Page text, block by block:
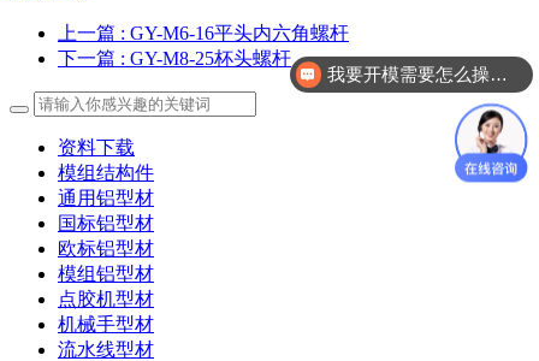
上一篇 : GY-M6-16平头内六角螺杆
下一篇 : GY-M8-25杯头螺杆
资料下载
模组结构件
通用铝型材
国标铝型材
欧标铝型材
模组铝型材
点胶机型材
机械手型材
流水线型材
我要开模需要怎么操作？